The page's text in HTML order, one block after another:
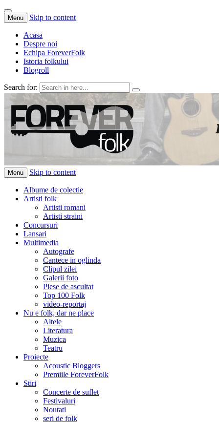
Menu Skip to content
Acasa
Despre noi
Echipa ForeverFolk
Istoria folkului
Blogroll
Search for:
ForeverFolk
Muzica sufletului tau
Menu Skip to content
Albume de colectie
Artisti folk
Artisti romani
Artisti straini
Concursuri
Lansari
Multimedia
Autografe
Cantece in oglinda
Clipul zilei
Galerii foto
Piese de ascultat
Top 100 Folk
video-reportaj
Nu e folk, dar ne place
Altele
Literatura
Muzica
Teatru
Proiecte
Acoustic Bloggers
Premiile ForeverFolk
Stiri
Concerte de suflet
Festivaluri
Noutati
seri de folk